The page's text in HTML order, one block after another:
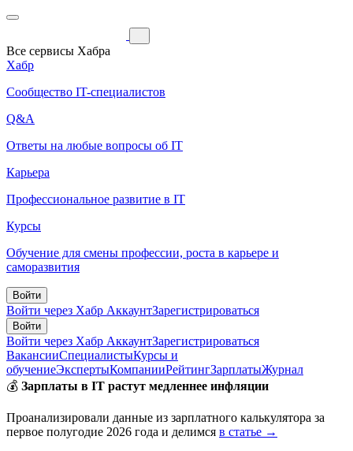
Все сервисы Хабра
Хабр
Сообщество IT-специалистов
Q&A
Ответы на любые вопросы об IT
Карьера
Профессиональное развитие в IT
Курсы
Обучение для смены профессии, роста в карьере и
саморазвития
Войти
Войти через Хабр АккаунтЗарегистрироваться
Войти
Войти через Хабр АккаунтЗарегистрироваться
ВакансииСпециалистыКурсы и
обучениеЭкспертыКомпанииРейтингЗарплатыЖурнал
💰 Зарплаты в IT растут медленнее инфляции
Проанализировали данные из зарплатного калькулятора за
первое полугодие 2026 года и делимся в статье →